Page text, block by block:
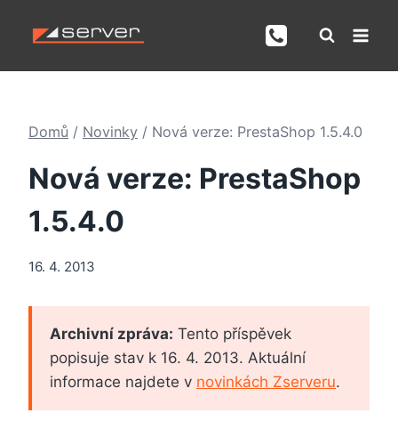
Domů / Novinky / Nová verze: PrestaShop 1.5.4.0
Nová verze: PrestaShop
1.5.4.0
16. 4. 2013
Archivní zpráva: Tento příspěvek
popisuje stav k 16. 4. 2013. Aktuální
informace najdete v novinkách Zserveru.